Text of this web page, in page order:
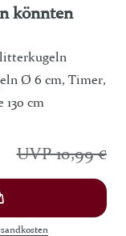
könnten
Ø 6 cm, Timer,
cm
UVP 10,99 €